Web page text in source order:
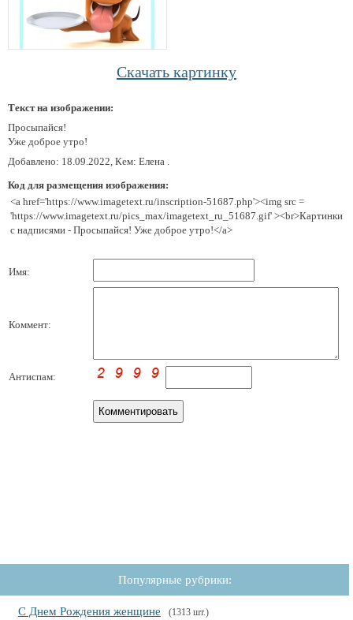
Скачать картинку
Текст на изображении:
Просыпайся!
Уже доброе утро!
Добавлено: 18.09.2022, Кем: Елена .
Код для размещения изображения:
<a href='https://www.imagetext.ru/inscription-51687.php'><img src =
'https://www.imagetext.ru/pics_max/imagetext_ru_51687.gif' ><br>Картинки
с надписями - Просыпайся! Уже доброе утро!</a>
Имя:
Коммент:
Антиспам:
Популярные рубрики:
С Днем Рождения женщине (1313 шт.)